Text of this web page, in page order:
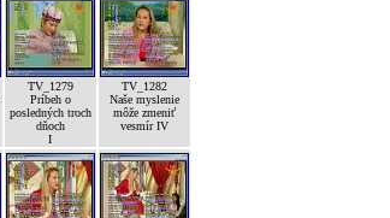
TV_1279
Príbeh o
posledných troch
dňoch
I
TV_1282
Naše myslenie
môže zmeniť
vesmír IV